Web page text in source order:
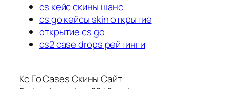
cs кейс скины шанс
cs go кейсы skin открытие
открытие cs go
cs2 case drops рейтинги
Кс Го Cases Скины Сайт